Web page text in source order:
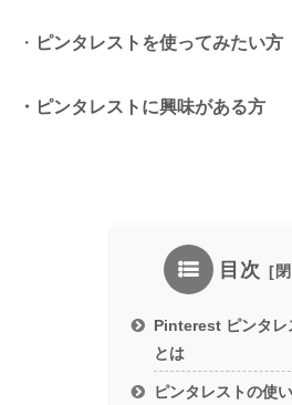
・ ピンタレストを使ってみたい方
・ピンタレストに興味がある方
目次
Pinterest ピンタレ
とは
ピンタレストの使